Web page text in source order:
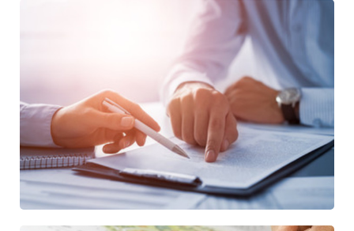
RECRON zijn wij nauw betrokken bij de ontwikkelingen
die spelen op recreatieparken. Zo staan wij
recreatieondernemers die hun park willen uitbreiden bij
in het vergunningtraject. Wij helpen
recreatieondernemers die hun park willen vernieuwen
(herstructureren) bij het opzeggen van de lopende
huurovereenkomsten zodat er ruimte ontstaat voor
een nieuwe invulling. Ook kunnen wij
recreatieondernemers adviseren bij het opzetten en
inrichten van de exploitatie.